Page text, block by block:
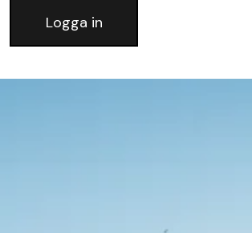
Logga in